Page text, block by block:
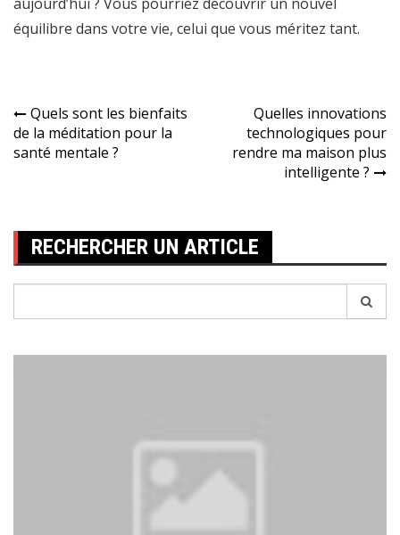
équilibre dans votre vie, celui que vous méritez tant.
Navigation
de
Quels sont les bienfaits
de la méditation pour la
santé mentale ?
Quelles innovations
technologiques pour
rendre ma maison plus
intelligente ?
RECHERCHER UN ARTICLE